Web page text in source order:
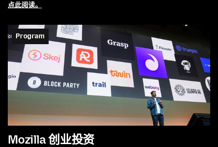
点此阅读。
Mozilla 创业投资
Program